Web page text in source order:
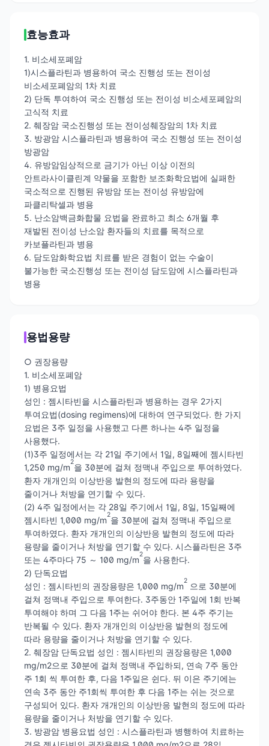
효능효과
1. 비소세포폐암
1)시스플라틴과 병용하여 국소 진행성 또는 전이성
비소세포폐암의 1차 치료
2) 단독 투여하여 국소 진행성 또는 전이성 비소세포폐암의
고식적 치료
2. 췌장암 국소진행성 또는 전이성췌장암의 1차 치료
3. 방광암 시스플라틴과 병용하여 국소 진행성 또는 전이성
방광암
4. 유방암임상적으로 금기가 아닌 이상 이전의
안트라사이클린계 약물을 포함한 보조화학요법에 실패한
국소적으로 진행된 유방암 또는 전이성 유방암에
파클리탁셀과 병용
5. 난소암백금화합물 요법을 완료하고 최소 6개월 후
재발된 전이성 난소암 환자들의 치료를 목적으로
카보플라틴과 병용
6. 담도암화학요법 치료를 받은 경험이 없는 수술이
불가능한 국소진행성 또는 전이성 담도암에 시스플라틴과
병용
용법용량
○ 권장용량
1. 비소세포폐암
1) 병용요법
성인 : 젬시타빈을 시스플라틴과 병용하는 경우 2가지
투여요법(dosing regimens)에 대하여 연구되었다. 한 가지
요법은 3주 일정을 사용했고 다른 하나는 4주 일정을
사용했다.
(1)3주 일정에서는 각 21일 주기에서 1일, 8일째에 젬시타빈
1,250 mg/m
2
을 30분에 걸쳐 정맥내 주입으로 투여하였다.
환자 개개인의 이상반응 발현의 정도에 따라 용량을
줄이거나 처방을 연기할 수 있다.
(2) 4주 일정에서는 각 28일 주기에서 1일, 8일, 15일째에
젬시타빈 1,000 mg/m
2
을 30분에 걸쳐 정맥내 주입으로
투여하였다. 환자 개개인의 이상반응 발현의 정도에 따라
용량을 줄이거나 처방을 연기할 수 있다. 시스플라틴은 3주
또는 4주마다 75 ～ 100 mg/m
2
을 사용한다.
2) 단독요법
성인 : 젬시타빈의 권장용량은 1,000 mg/m
2
으로 30분에
걸쳐 정맥내 주입으로 투여한다. 3주동안 1주일에 1회 반복
투여해야 하며 그 다음 1주는 쉬어야 한다. 본 4주 주기는
반복될 수 있다. 환자 개개인의 이상반응 발현의 정도에
따라 용량을 줄이거나 처방을 연기할 수 있다.
2. 췌장암 단독요법 성인 : 젬시타빈의 권장용량은 1,000
mg/m2으로 30분에 걸쳐 정맥내 주입하되, 연속 7주 동안
주 1회 씩 투여한 후, 다음 1주일은 쉰다. 뒤 이은 주기에는
연속 3주 동안 주1회씩 투여한 후 다음 1주는 쉬는 것으로
구성되어 있다. 환자 개개인의 이상반응 발현의 정도에 따라
용량을 줄이거나 처방을 연기할 수 있다.
3. 방광암 병용요법 성인 : 시스플라틴과 병행하여 치료하는